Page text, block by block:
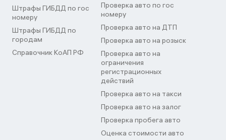
Штрафы ГИБДД по гос
номеру
Штрафы ГИБДД по
городам
Справочник КоАП РФ
Проверка авто по гос
номеру
Проверка авто на ДТП
Проверка авто на розыск
Проверка авто на
ограничения
регистрационных
действий
Проверка авто на такси
Проверка авто на залог
Проверка пробега авто
Оценка стоимости авто